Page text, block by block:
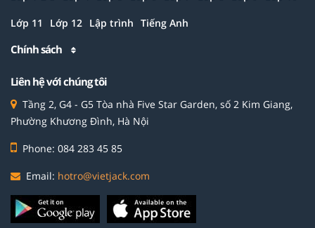
Lớp 11 Lớp 12 Lập trình Tiếng Anh
Chính sách
Liên hệ với chúng tôi
Tầng 2, G4 - G5 Tòa nhà Five Star Garden, số 2 Kim Giang,
Phường Khương Đình, Hà Nội
Phone: 084 283 45 85
Email: hotro@vietjack.com